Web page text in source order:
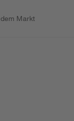
dem Markt